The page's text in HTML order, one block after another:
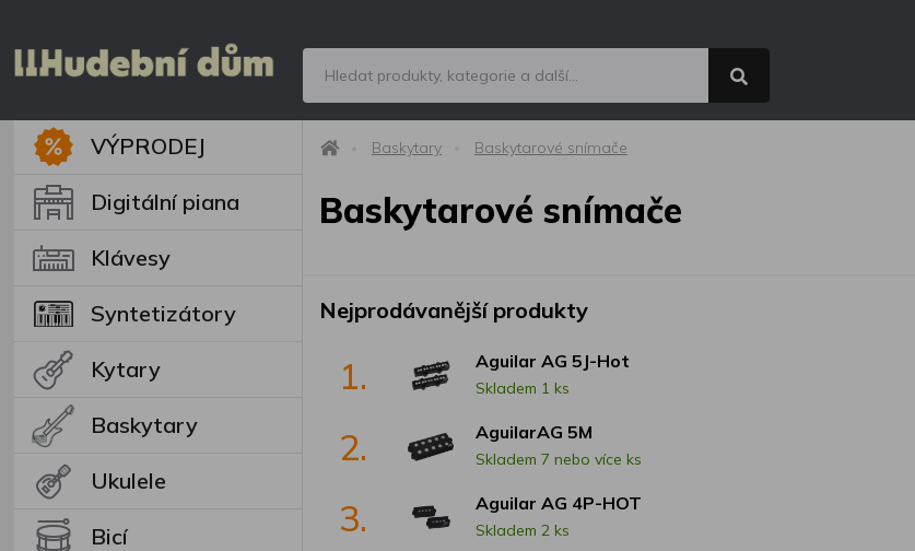
VÝPRODEJ
Digitální piana
Klávesy
Syntetizátory
Kytary
Baskytary
Ukulele
Bicí
Baskytary Baskytarové snímače
Baskytarové snímače
Nejprodávanější produkty
1. Aguilar AG 5J-Hot
Skladem 1 ks
2. AguilarAG 5M
Skladem 7 nebo více ks
3. Aguilar AG 4P-HOT
Skladem 2 ks